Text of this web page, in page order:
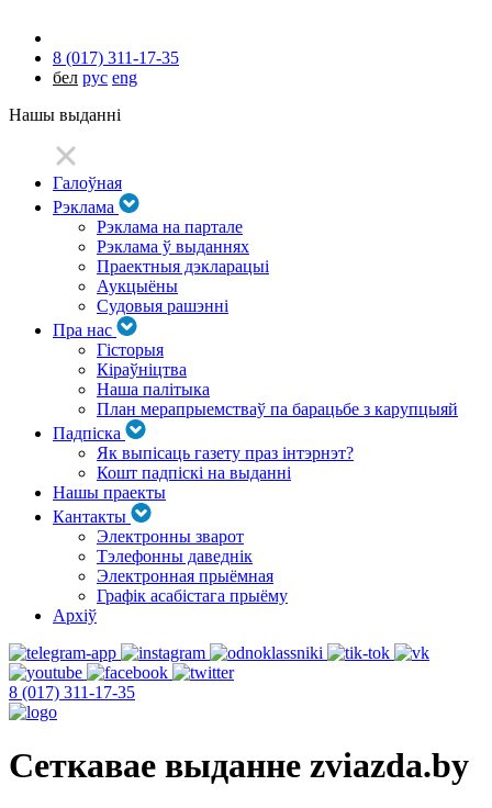
8 (017) 311-17-35
бел рус eng
Нашы выданні
Галоўная
Рэклама
Рэклама на партале
Рэклама ў выданнях
Праектныя дэкларацыі
Аукцыёны
Судовыя рашэнні
Пра нас
Гісторыя
Кіраўніцтва
Наша палітыка
План мерапрыемстваў па барацьбе з карупцыяй
Падпіска
Як выпісаць газету праз інтэрнэт?
Кошт падпіскі на выданні
Нашы праекты
Кантакты
Электронны зварот
Тэлефонны даведнік
Электронная прыёмная
Графік асабістага прыёму
Архіў
8 (017) 311-17-35
Сеткавае выданне zviazda.by